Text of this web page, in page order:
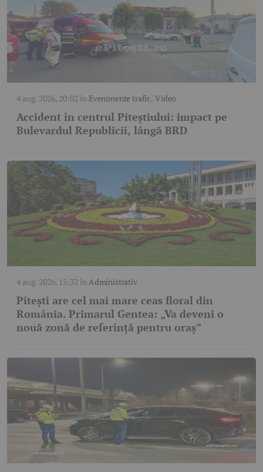
4 aug. 2026, 20:02 în Evenimente trafic,Video
Accident în centrul Piteștiului: impact pe
Bulevardul Republicii, lângă BRD
4 aug. 2026, 15:32 în Administrativ
Pitești are cel mai mare ceas floral din
România. Primarul Gentea: „Va deveni o
nouă zonă de referință pentru oraș”